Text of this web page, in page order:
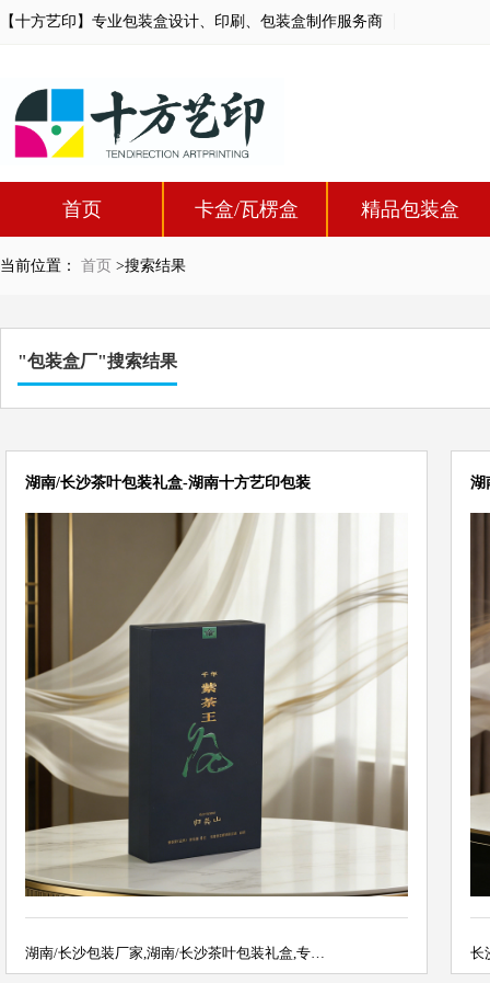
【十方艺印】专业包装盒设计、印刷、包装盒制作服务商
首页 卡盒/瓦楞盒 精品包装盒
当前位置： 首页 >搜索结果
"包装盒厂"搜索结果
湖南/长沙茶叶包装礼盒-湖南十方艺印包装
湖南/长沙包装厂家,湖南/长沙茶叶包装礼盒,专…
湖
长